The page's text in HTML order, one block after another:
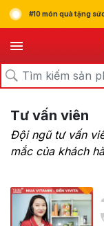
#10 món quà tặng
Tư vấn viên
Đội ngũ tư vấn
mắc của khách